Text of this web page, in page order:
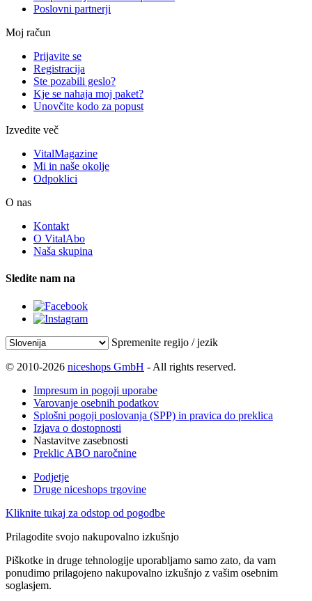
Poslovni partnerji
Moj račun
Prijavite se
Registracija
Ste pozabili geslo?
Kje se nahaja moj paket?
Unovčite kodo za popust
Izvedite več
VitalMagazine
Mi in naše okolje
Odpoklici
O nas
Kontakt
O VitalAbo
Naša skupina
Sledite nam na
Spremenite regijo / jezik
© 2010-2026 niceshops GmbH - All rights reserved.
Impresum in pogoji uporabe
Varovanje osebnih podatkov
Splošni pogoji poslovanja (SPP) in pravica do preklica
Izjava o dostopnosti
Nastavitve zasebnosti
Preklic ABO naročnine
Podjetje
Druge niceshops trgovine
Kliknite tukaj za odstop od pogodbe
Prilagodite svojo nakupovalno izkušnjo
Piškotke in druge tehnologije uporabljamo samo zato, da vam
ponudimo prilagojeno nakupovalno izkušnjo z vašim osebnim
soglasjem.